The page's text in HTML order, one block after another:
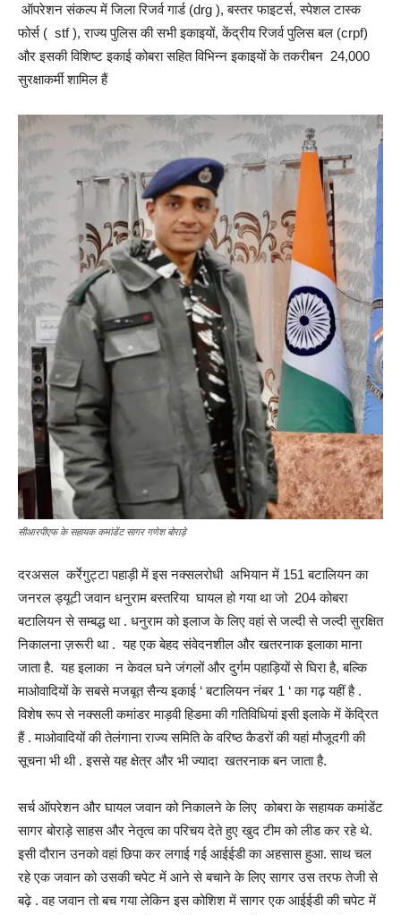
ऑपरेशन संकल्प में जिला रिजर्व गार्ड (drg ), बस्तर फाइटर्स, स्पेशल टास्क
फोर्स ( stf ), राज्य पुलिस की सभी इकाइयों, केंद्रीय रिजर्व पुलिस बल (crpf)
और इसकी विशिष्ट इकाई कोबरा सहित विभिन्न इकाइयों के तकरीबन 24,000
सुरक्षाकर्मी शामिल हैं
सीआरपीएफ के सहायक कमांडेंट सागर गणेश बोराड़े
दरअसल कर्रेगुट्टा पहाड़ी में इस नक्सलरोधी अभियान में 151 बटालियन का
जनरल ड्यूटी जवान धनुराम बस्तरिया घायल हो गया था जो 204 कोबरा
बटालियन से सम्बद्ध था . धनुराम को इलाज के लिए वहां से जल्दी से जल्दी सुरक्षित
निकालना ज़रूरी था . यह एक बेहद संवेदनशील और खतरनाक इलाका माना
जाता है. यह इलाका न केवल घने जंगलों और दुर्गम पहाड़ियों से घिरा है, बल्कि
माओवादियों के सबसे मजबूत सैन्य इकाई ‘ बटालियन नंबर 1 ‘ का गढ़ यहीं है .
विशेष रूप से नक्सली कमांडर माड़वी हिडमा की गतिविधियां इसी इलाके में केंद्रित
हैं . माओवादियों की तेलंगाना राज्य समिति के वरिष्ठ कैडरों की यहां मौजूदगी की
सूचना भी थी . इससे यह क्षेत्र और भी ज्यादा खतरनाक बन जाता है.
सर्च ऑपरेशन और घायल जवान को निकालने के लिए कोबरा के सहायक कमांडेंट
सागर बोराड़े साहस और नेतृत्व का परिचय देते हुए खुद टीम को लीड कर रहे थे.
इसी दौरान उनको वहां छिपा कर लगाई गई आईईडी का अहसास हुआ. साथ चल
रहे एक जवान को उसकी चपेट में आने से बचाने के लिए सागर उस तरफ तेजी से
बढ़े . वह जवान तो बच गया लेकिन इस कोशिश में सागर एक आईईडी की चपेट में